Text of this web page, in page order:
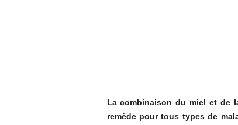
La combinaison du miel et de
remède pour tous types de